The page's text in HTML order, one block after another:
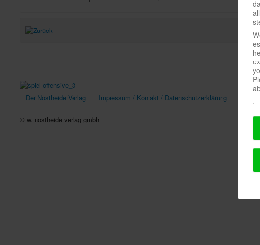
Der Nostheide Verlag Impressum / Kontakt / Datenschutzerklärung
© w. nostheide verlag gmbh
.